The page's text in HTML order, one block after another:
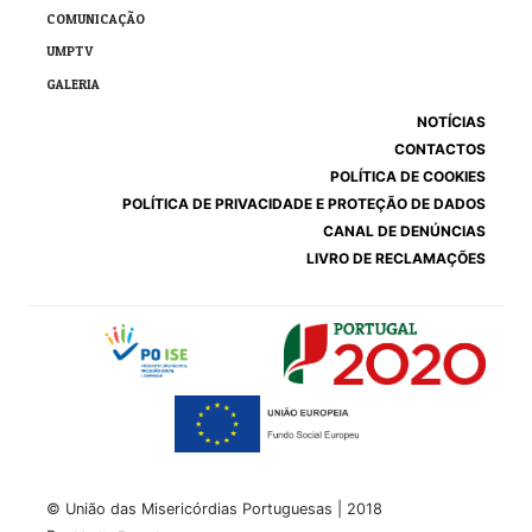
COMUNICAÇÃO
UMPTV
GALERIA
NOTÍCIAS
CONTACTOS
POLÍTICA DE COOKIES
POLÍTICA DE PRIVACIDADE E PROTEÇÃO DE DADOS
CANAL DE DENÚNCIAS
LIVRO DE RECLAMAÇÕES
© União das Misericórdias Portuguesas | 2018